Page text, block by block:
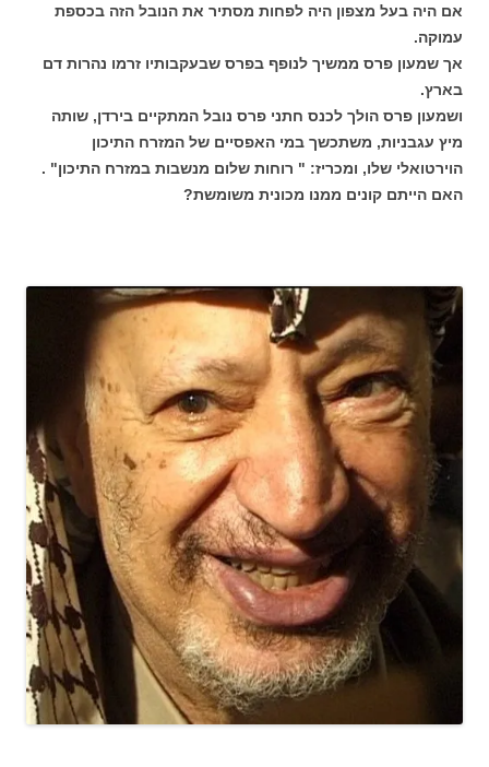
אם היה בעל מצפון היה לפחות מסתיר את הנובל הזה בכספת
עמוקה.
אך שמעון פרס ממשיך לנופף בפרס שבעקבותיו זרמו נהרות דם
בארץ.
ושמעון פרס הולך לכנס חתני פרס נובל המתקיים בירדן, שותה
מיץ עגבניות, משתכשך במי האפסיים של המזרח התיכון
הוירטואלי שלו, ומכריז: " רוחות שלום מנשבות במזרח התיכון" .
האם הייתם קונים ממנו מכונית משומשת?